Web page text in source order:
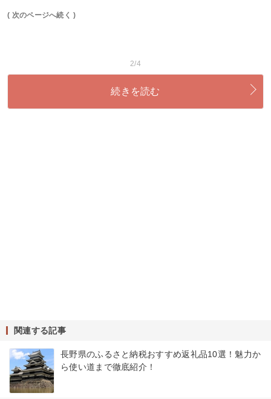
( 次のページへ続く )
2/4
続きを読む
関連する記事
長野県のふるさと納税おすすめ返礼品10選！魅力か
ら使い道まで徹底紹介！